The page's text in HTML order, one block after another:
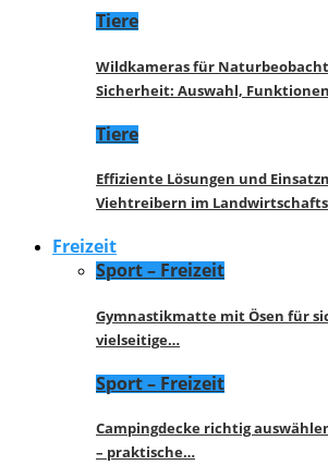
Tiere
Wildkameras für
Sicherheit: Auswahl,
Tiere
Effiziente Lösungen und
Viehtreibern im
Freizeit
Sport – Freizeit
Gymnastikmatte mit Ösen für
vielseitige…
Sport – Freizeit
Campingdecke richtig
– praktische…